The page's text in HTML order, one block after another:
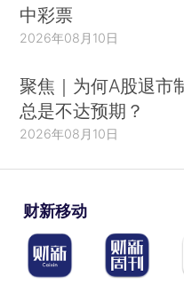
中彩票
2026年08月10日
聚焦｜为何A股退市
总是不达预期？
2026年08月10日
财新移动